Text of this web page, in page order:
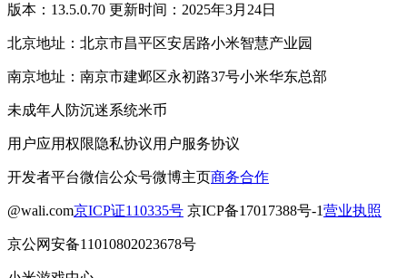
版本：13.5.0.70 更新时间：2025年3月24日
北京地址：北京市昌平区安居路小米智慧产业园
南京地址：南京市建邺区永初路37号小米华东总部
未成年人防沉迷系统米币
用户应用权限隐私协议用户服务协议
开发者平台微信公众号微博主页商务合作
@wali.com京ICP证110335号 京ICP备17017388号-1营业执照
京公网安备11010802023678号